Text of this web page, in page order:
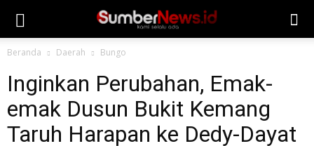
Beranda Daerah Bungo
Inginkan Perubahan, Emak-
emak Dusun Bukit Kemang
Taruh Harapan ke Dedy-Dayat